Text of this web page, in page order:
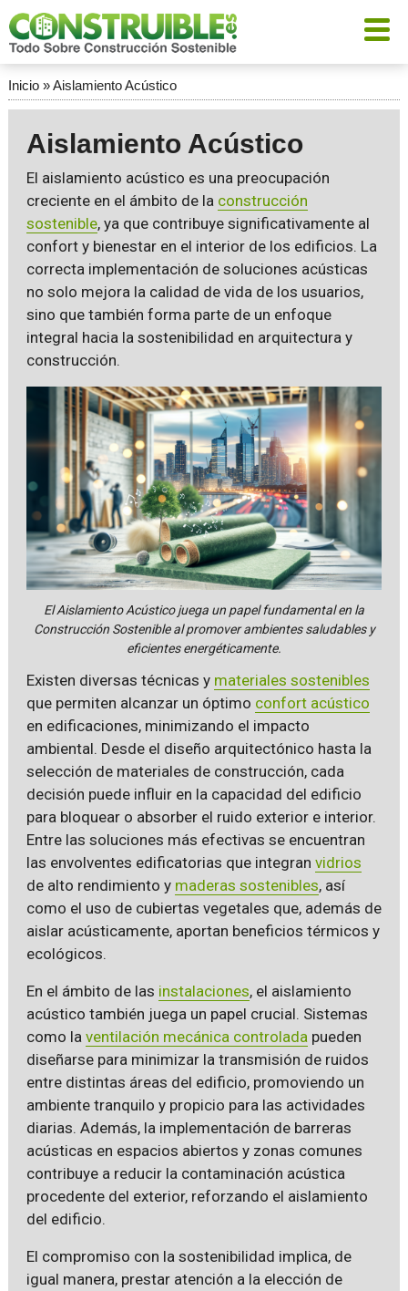
Inicio»Aislamiento Acústico
Aislamiento Acústico
El aislamiento acústico es una preocupación
creciente en el ámbito de la construcción
sostenible, ya que contribuye significativamente al
confort y bienestar en el interior de los edificios. La
correcta implementación de soluciones acústicas
no solo mejora la calidad de vida de los usuarios,
sino que también forma parte de un enfoque
integral hacia la sostenibilidad en arquitectura y
construcción.
El Aislamiento Acústico juega un papel fundamental en la
Construcción Sostenible al promover ambientes saludables y
eficientes energéticamente.
Existen diversas técnicas y materiales sostenibles
que permiten alcanzar un óptimo confort acústico
en edificaciones, minimizando el impacto
ambiental. Desde el diseño arquitectónico hasta la
selección de materiales de construcción, cada
decisión puede influir en la capacidad del edificio
para bloquear o absorber el ruido exterior e interior.
Entre las soluciones más efectivas se encuentran
las envolventes edificatorias que integran vidrios
de alto rendimiento y maderas sostenibles, así
como el uso de cubiertas vegetales que, además de
aislar acústicamente, aportan beneficios térmicos y
ecológicos.
En el ámbito de las instalaciones, el aislamiento
acústico también juega un papel crucial. Sistemas
como la ventilación mecánica controlada pueden
diseñarse para minimizar la transmisión de ruidos
entre distintas áreas del edificio, promoviendo un
ambiente tranquilo y propicio para las actividades
diarias. Además, la implementación de barreras
acústicas en espacios abiertos y zonas comunes
contribuye a reducir la contaminación acústica
procedente del exterior, reforzando el aislamiento
del edificio.
El compromiso con la sostenibilidad implica, de
igual manera, prestar atención a la elección de